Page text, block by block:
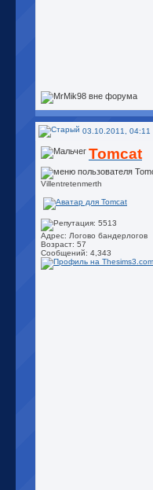
03.10.2011, 04:11
Tomcat
Villentretenmerth
Адрес: Логово бандерлогов
Возраст: 57
Сообщений: 4,343